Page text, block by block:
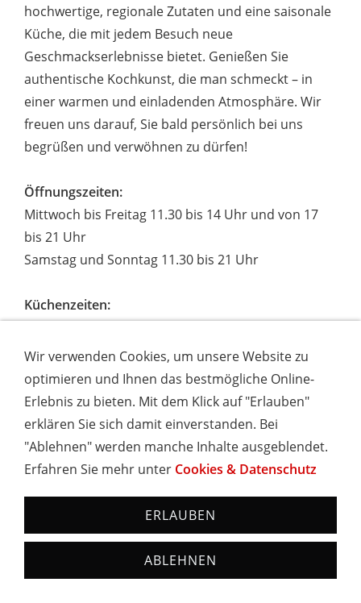
hochwertige, regionale Zutaten und eine saisonale
Küche, die mit jedem Besuch neue
Geschmackserlebnisse bietet. Genießen Sie
authentische Kochkunst, die man schmeckt – in
einer warmen und einladenden Atmosphäre. Wir
freuen uns darauf, Sie bald persönlich bei uns
begrüßen und verwöhnen zu dürfen!
Öffnungszeiten:
Mittwoch bis Freitag 11.30 bis 14 Uhr und von 17
bis 21 Uhr
Samstag und Sonntag 11.30 bis 21 Uhr
Küchenzeiten:
17.30 bis 20 Uhr
Samstag und Sonntag durchgehend warme Küche
Ruhetage am Montag und Dienstag, außer an
Feiertagen
Frühstück auch an Ruhetagen
Hochschwarzwald Card
Mit der Hochschwarzwald Card gestalten
Sie Ihren Urlaub individuell und nach Ihren
Wir verwenden Cookies, um unsere Website zu
optimieren und Ihnen das bestmögliche Online-
Erlebnis zu bieten. Mit dem Klick auf "Erlauben"
erklären Sie sich damit einverstanden. Bei
"Ablehnen" werden manche Inhalte ausgeblendet.
Erfahren Sie mehr unter Cookies & Datenschutz
ERLAUBEN
ABLEHNEN